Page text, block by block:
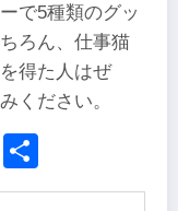
で5種類のグッ
ろん、仕事猫
得た人はぜ
ください。
Line